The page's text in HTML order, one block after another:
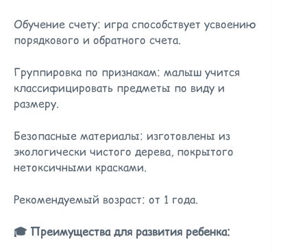
Обучение счету: игра способствует усвоению
порядкового и обратного счета.
Группировка по признакам: малыш учится
классифицировать предметы по виду и
размеру.
Безопасные материалы: изготовлены из
экологически чистого дерева, покрытого
нетоксичными красками.
Рекомендуемый возраст: от 1 года.
🎓 Преимущества для развития ребенка: